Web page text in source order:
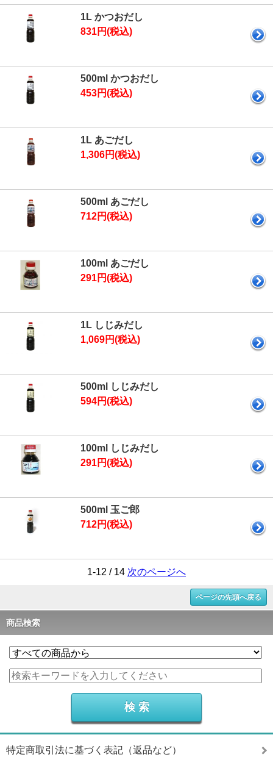
1L かつおだし
831円(税込)
500ml かつおだし
453円(税込)
1L あごだし
1,306円(税込)
500ml あごだし
712円(税込)
100ml あごだし
291円(税込)
1L しじみだし
1,069円(税込)
500ml しじみだし
594円(税込)
100ml しじみだし
291円(税込)
500ml 玉ご郎
712円(税込)
1-12 / 14 次のページへ
ページの先頭へ戻る
商品検索
特定商取引法に基づく表記（返品など）